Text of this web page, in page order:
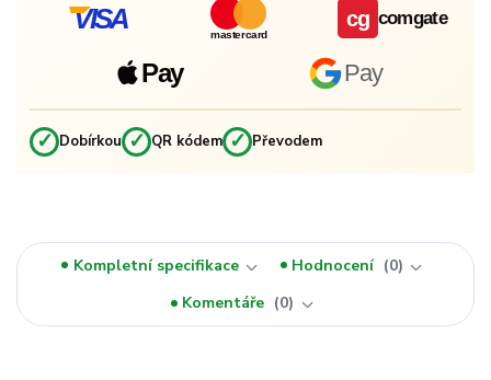
VISA mastercard
Pay Pay
cg comgate
✓ Dobírkou ✓ QR kódem ✓ Převodem
Kompletní specifikace Hodnocení
0
Komentáře
0